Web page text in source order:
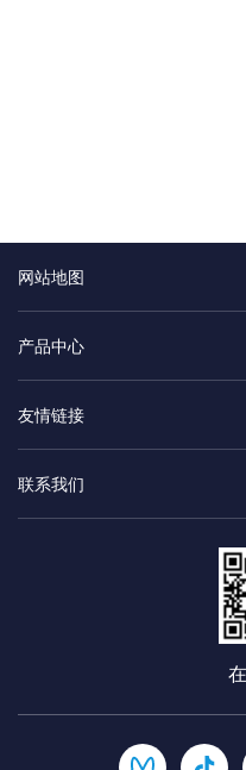
网站地图
产品中心
友情链接
联系我们